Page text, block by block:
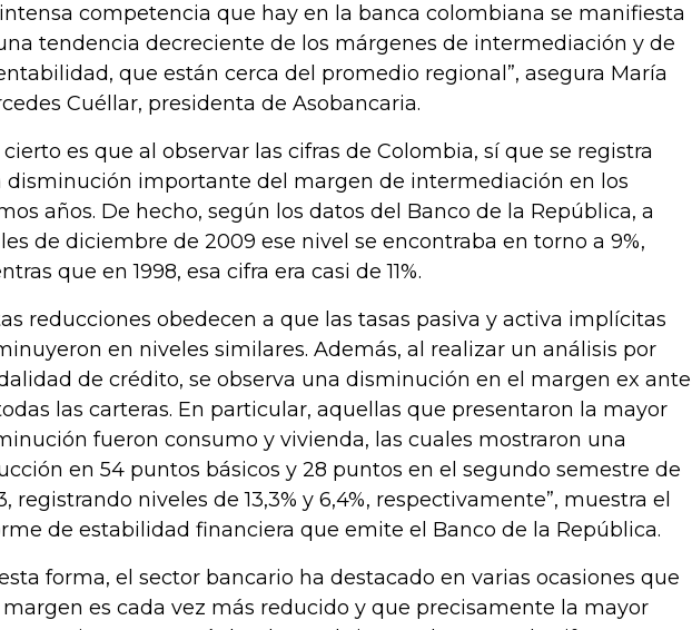
intensa competencia que hay en la banca colombiana se manifiesta
tendencia decreciente de los márgenes de intermediación y de
que están cerca del promedio regional”, asegura María
Cuéllar, presidenta de Asobancaria.
cierto es que al observar las cifras de Colombia, sí que se registra
disminución importante del margen de intermediación en los
años. De hecho, según los datos del Banco de la República, a
de diciembre de 2009 ese nivel se encontraba en torno a 9%,
que en 1998, esa cifra era casi de 11%.
reducciones obedecen a que las tasas pasiva y activa implícitas
en niveles similares. Además, al realizar un análisis por
de crédito, se observa una disminución en el margen ex ante
las carteras. En particular, aquellas que presentaron la mayor
fueron consumo y vivienda, las cuales mostraron una
en 54 puntos básicos y 28 puntos en el segundo semestre de
registrando niveles de 13,3% y 6,4%, respectivamente”, muestra el
de estabilidad financiera que emite el Banco de la República.
forma, el sector bancario ha destacado en varias ocasiones que
margen es cada vez más reducido y que precisamente la mayor